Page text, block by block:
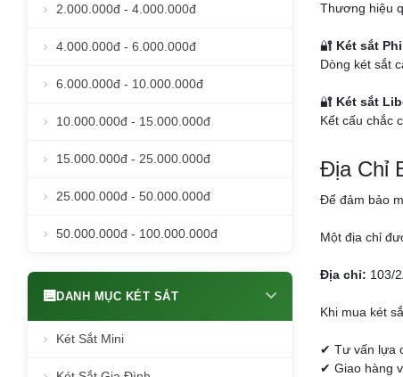
2.000.000đ - 4.000.000đ
4.000.000đ - 6.000.000đ
6.000.000đ - 10.000.000đ
10.000.000đ - 15.000.000đ
15.000.000đ - 25.000.000đ
25.000.000đ - 50.000.000đ
50.000.000đ - 100.000.000đ
DANH MỤC KÉT SẮT
Két Sắt Mini
Thương hiệu
🔐 Két sắt
Dòng két sắt
🔐 Két sắt
Kết cấu chắc
Địa Chỉ
Để đảm bảo
Một địa chỉ
Địa chỉ: 103/
Khi mua két
✔ Tư vấn lựa
✔ Giao hàng